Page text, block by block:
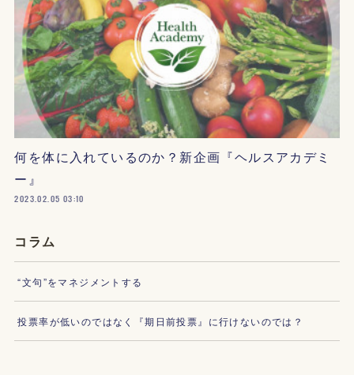
何を体に入れているのか？新企画『ヘルスアカデミ
ー』
2023.02.05 03:10
コラム
“文句”をマネジメントする
投票率が低いのではなく『期日前投票』に行けないのでは？